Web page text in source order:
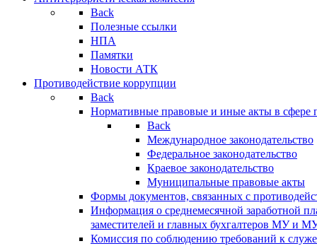
Back
Полезные ссылки
НПА
Памятки
Новости АТК
Противодействие коррупции
Back
Нормативные правовые и иные акты в сфере
Back
Международное законодательство
Федеральное законодательство
Краевое законодательство
Муниципальные правовые акты
Формы документов, связанных с
Информация о среднемесячной заработной
заместителей и главных бухгалтеров МУ и
Комиссия по соблюдению требований к